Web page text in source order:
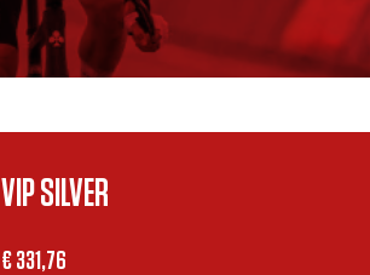
VIP SILVER
€331,76